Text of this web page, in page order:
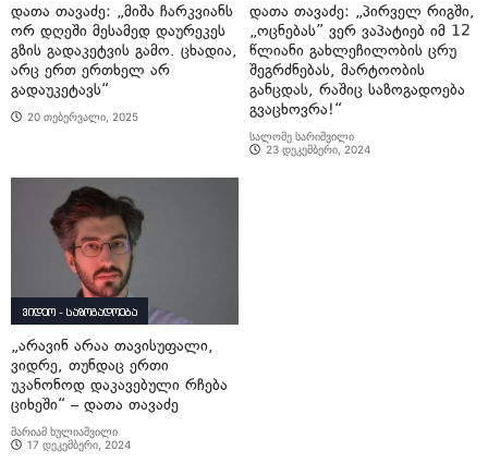
დათა თავაძე: „მიშა ჩარკვიანს
ორ დღეში მესამედ დაურეკეს
გზის გადაკეტვის გამო. ცხადია,
არც ერთ ერთხელ არ
გადაუკეტავს“
20 თებერვალი, 2025
დათა თავაძე: „პირველ რიგში,
„ოცნებას” ვერ ვაპატიებ იმ 12
წლიანი გახლეჩილობის ცრუ
შეგრძნებას, მარტოობის
განცდას, რაშიც საზოგადოება
გვაცხოვრა!“
სალომე სარიშვილი
23 დეკემბერი, 2024
ვიდეო - საზოგადოება
„არავინ არაა თავისუფალი,
ვიდრე, თუნდაც ერთი
უკანონოდ დაკავებული რჩება
ციხეში“ – დათა თავაძე
მარიამ ხულიაშვილი
17 დეკემბერი, 2024